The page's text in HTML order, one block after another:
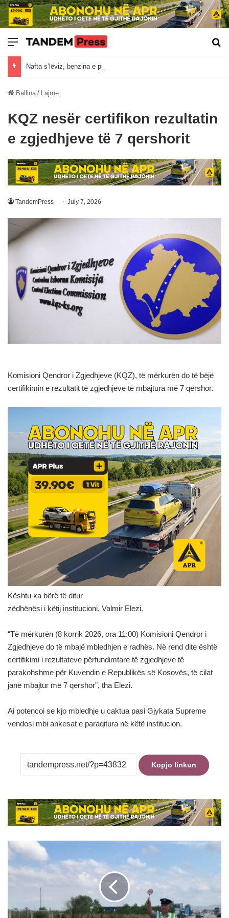
Meny
Nafta s’lëviz, benzina e pëson sot rritjen e çmimit në Kosovë
Ballina / Lajme
KQZ nesër certifikon rezultatin
e zgjedhjeve të 7 qershorit
TandemPress July 7, 2026
Komisioni Qendror i Zgjedhjeve (KQZ), të mërkurën do të bëjë
certifikimin e rezultatit të zgjedhjeve të mbajtura më 7 qershor.
Kështu ka bërë të ditur
zëdhënësi i këtij institucioni, Valmir Elezi.
“Të mërkurën (8 korrik 2026, ora 11:00) Komisioni Qendror i
Zgjedhjeve do të mbajë mbledhjen e radhës. Në rend dite është
certifikimi i rezultateve përfundimtare të zgjedhjeve të
parakohshme për Kuvendin e Republikës së Kosovës, të cilat
janë mbajtur më 7 qershor”, tha Elezi.
Ai potencoi se kjo mbledhje u caktua pasi Gjykata Supreme
vendosi mbi ankesat e paraqitura në këtë institucion.
Kopjo linkun
Tre
gjobiten
euro